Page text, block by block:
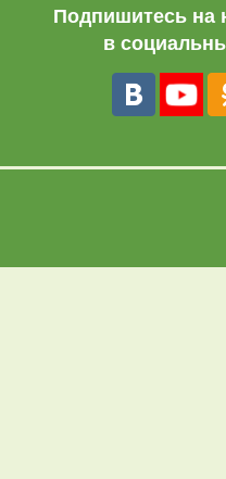
Подпишитесь на
в